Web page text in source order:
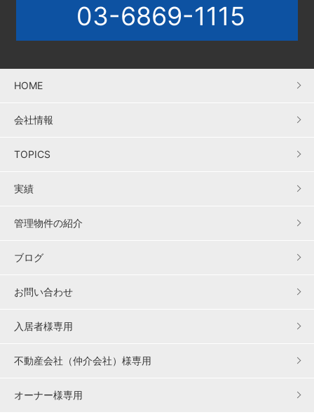
03-6869-1115
HOME
会社情報
TOPICS
実績
管理物件の紹介
ブログ
お問い合わせ
入居者様専用
不動産会社（仲介会社）様専用
オーナー様専用